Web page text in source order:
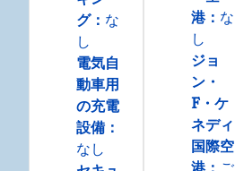
グ： な
し
電気自
動車用
の充電
設備 ：
なし
港： な
し
ジョ
ン・
F・ケ
ネディ
国際空
港： ご